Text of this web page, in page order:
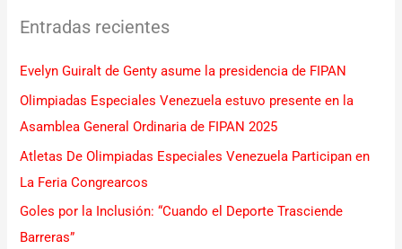
a
p
o
r
:
Entradas recientes
Evelyn Guiralt de Genty asume la presidencia de FIPAN
Olimpiadas Especiales Venezuela estuvo presente en la
Asamblea General Ordinaria de FIPAN 2025
Atletas De Olimpiadas Especiales Venezuela Participan en
La Feria Congrearcos
Goles por la Inclusión: “Cuando el Deporte Trasciende
Barreras”